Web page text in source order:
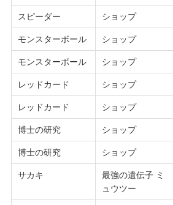
スピーダー ショップ
モンスターボール ショップ
モンスターボール ショップ
レッドカード ショップ
レッドカード ショップ
博士の研究 ショップ
博士の研究 ショップ
サカキ
最強の遺伝子 ミ
ュウツー